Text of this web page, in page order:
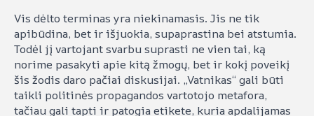
Vis dėlto terminas yra niekinamasis. Jis ne tik
apibūdina, bet ir išjuokia, supaprastina bei atstumia.
Todėl jį vartojant svarbu suprasti ne vien tai, ką
norime pasakyti apie kitą žmogų, bet ir kokį poveikį
šis žodis daro pačiai diskusijai. „Vatnikas“ gali būti
taikli politinės propagandos vartotojo metafora,
tačiau gali tapti ir patogia etikete, kuria apdalijamas